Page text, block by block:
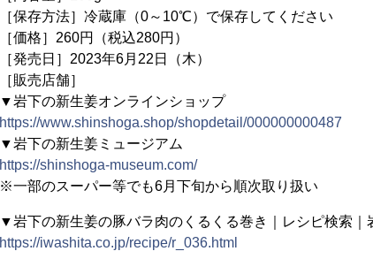
［保存方法］冷蔵庫（0～10℃）で保存してください
［価格］260円（税込280円）
［発売日］2023年6月22日（木）
［販売店舗］
▼岩下の新生姜オンラインショップ
https://www.shinshoga.shop/shopdetail/000000000487
▼岩下の新生姜ミュージアム
https://shinshoga-museum.com/
※一部のスーパー等でも6月下旬から順次取り扱い
▼岩下の新生姜の豚バラ肉のくるくる巻き｜レシピ検索｜
https://iwashita.co.jp/recipe/r_036.html